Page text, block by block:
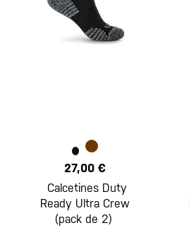
27,00 €
Calcetines Duty
Ready Ultra Crew
(pack de 2)